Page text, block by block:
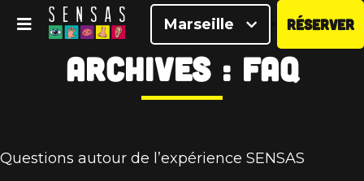
Marseille RÉSERVER
Archives : FAQ
Questions autour de l’expérience SENSAS